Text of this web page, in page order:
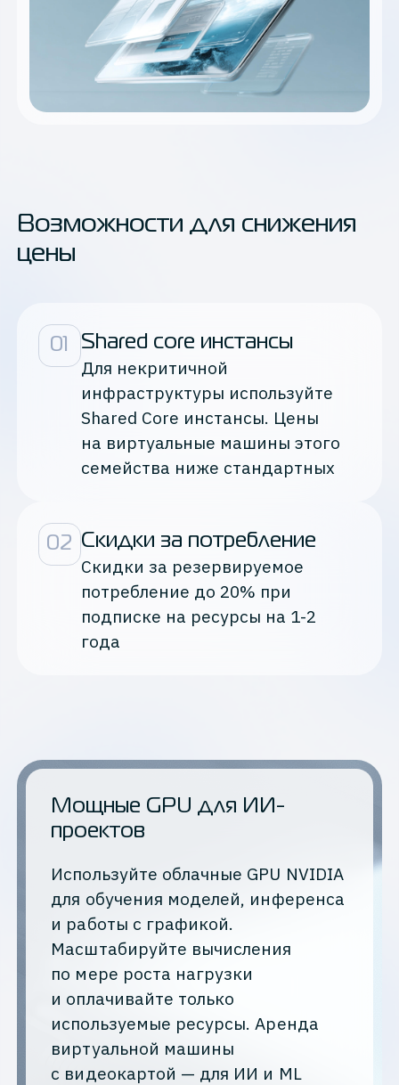
Возможности для снижения
цены
0 Shared core инстансы
Для некритичной
инфраструктуры используйте
Shared Core инстансы. Цены
на виртуальные машины этого
семейства ниже стандартных
02 Скидки за потребление
Скидки за резервируемое
потребление до 20% при
подписке на ресурсы на 1-2
года
Мощные GPU для ИИ-
проектов
Используйте облачные GPU NVIDIA
для обучения моделей, инференса
и работы с графикой.
Масштабируйте вычисления
по мере роста нагрузки
и оплачивайте только
используемые ресурсы. Аренда
виртуальной машины
с видеокартой — для ИИ и ML